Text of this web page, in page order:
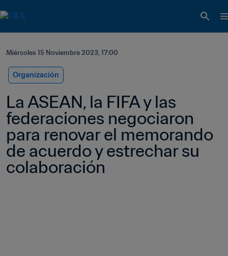
Miércoles 15 Noviembre 2023, 17:00
Organización
La ASEAN, la FIFA y las
federaciones negociaron
para renovar el memorando
de acuerdo y estrechar su
colaboración